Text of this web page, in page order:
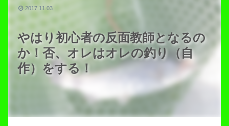
やはり初心者の反面教師となるの
か！否、オレはオレの釣り（自
作）をする！
2017.11.03